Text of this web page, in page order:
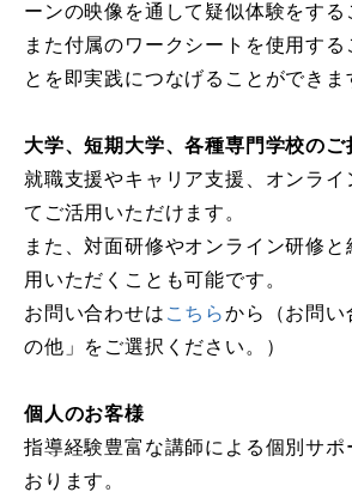
ーンの映像を通して疑似体験をする
また付属のワークシートを使用する
とを即実践につなげることができま
大学、短期大学、各種専門学校のご
就職支援やキャリア支援、オンライ
てご活用いただけます。
また、対面研修やオンライン研修
用いただくことも可能です。
お問い合わせは こちらから（お問い
の他」をご選択ください。）
個人のお客様
指導経験豊富な講師による個別サポ
おります。